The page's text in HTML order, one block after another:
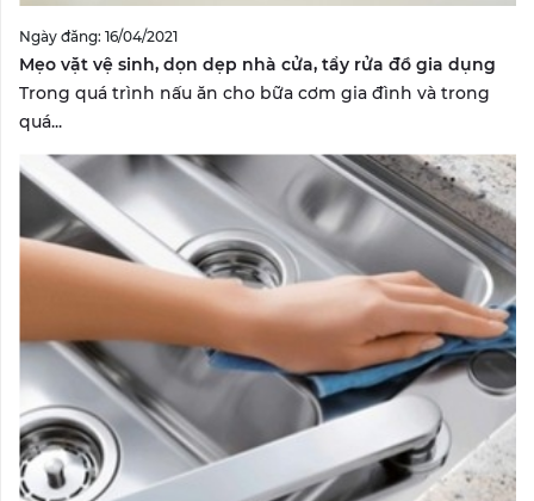
Ngày đăng: 16/04/2021
Mẹo vặt vệ sinh, dọn dẹp nhà cửa, tẩy rửa đồ gia dụng
Trong quá trình nấu ăn cho bữa cơm gia đình và trong
quá...